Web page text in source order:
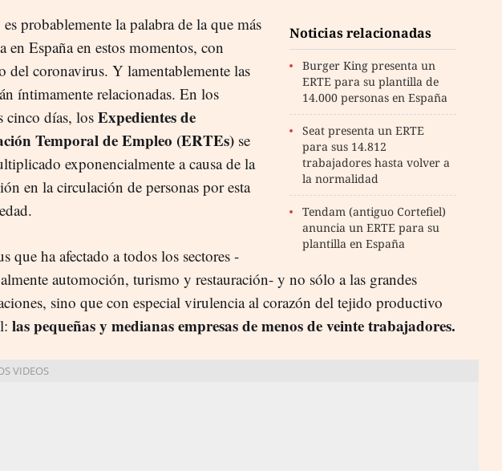
Noticias relacionadas
Burger King presenta un
ERTE para su plantilla de
14.000 personas en España
Seat presenta un ERTE
para sus 14.812
trabajadores hasta volver a
la normalidad
Tendam (antiguo Cortefiel)
anuncia un ERTE para su
plantilla en España
es probablemente la palabra de la que más
en España en estos momentos, con
del coronavirus. Y lamentablemente las
íntimamente relacionadas. En los
cinco días, los Expedientes de
Temporal de Empleo (ERTEs) se
exponencialmente a causa de la
en la circulación de personas por esta
que ha afectado a todos los sectores -
automoción, turismo y restauración- y no sólo a las grandes
sino que con especial virulencia al corazón del tejido productivo
las pequeñas y medianas empresas de menos de veinte trabajadores.